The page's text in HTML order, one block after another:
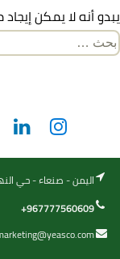
يبدو أنه لا يمكن
البحث
اليمن - صنعاء - حي
+967777560609